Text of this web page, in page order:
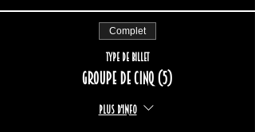
Complet
Type de billet
Groupe de cinq (5)
Plus d'info